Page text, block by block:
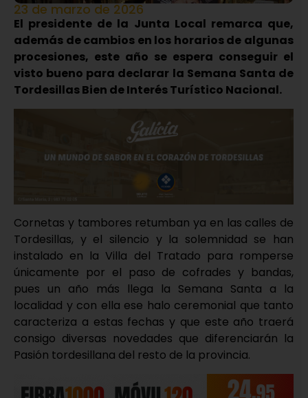
23 de marzo de 2026
El presidente de la Junta Local remarca que,
además de cambios en los horarios de algunas
procesiones, este año se espera conseguir el
visto bueno para declarar la Semana Santa de
Tordesillas Bien de Interés Turístico Nacional.
Cornetas y tambores retumban ya en las calles de
Tordesillas, y el silencio y la solemnidad se han
instalado en la Villa del Tratado para romperse
únicamente por el paso de cofrades y bandas,
pues un año más llega la Semana Santa a la
localidad y con ella ese halo ceremonial que tanto
caracteriza a estas fechas y que este año traerá
consigo diversas novedades que diferenciarán la
Pasión tordesillana del resto de la provincia.